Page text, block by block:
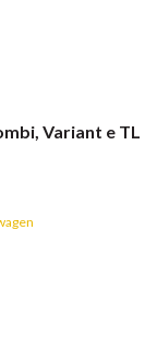
Variant e TL